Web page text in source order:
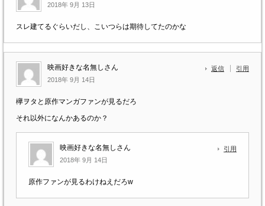
2018年 9月 13日
スレ建てるぐらいだし、こいつらは期待してたのかな
映画好きな名無しさん
2018年 9月 14日
返信 引用
欅ヲタと原作マンガファンが見るだろ
それ以外になんかあるのか？
映画好きな名無しさん
2018年 9月 14日
引用
原作ファンが見るわけねえだろw